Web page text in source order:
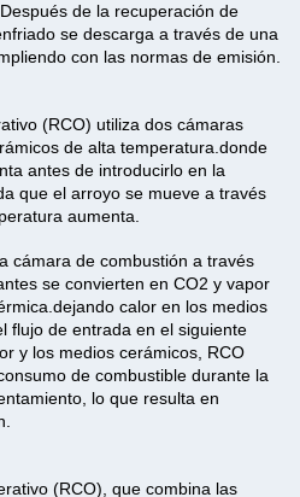
de la recuperación de
se descarga a través de una
con las normas de emisión.
(RCO) utiliza dos cámaras
de alta temperatura.donde
antes de introducirlo en la
que el arroyo se mueve a través
aumenta.
cámara de combustión a través
se convierten en CO2 y vapor
calor en los medios
flujo de entrada en el siguiente
y los medios cerámicos, RCO
de combustible durante la
lo que resulta en
(RCO), que combina las